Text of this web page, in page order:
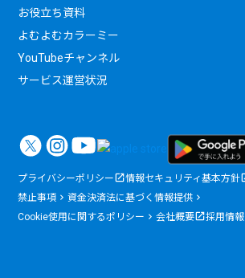
お役立ち資料
よむよむカラーミー
YouTubeチャンネル
サービス運営状況
プライバシーポリシー 情報セキュリティ基本方針
禁止事項
資金決済法に基づく情報提供
Cookie使用に関するポリシー
会社概要 採用情報